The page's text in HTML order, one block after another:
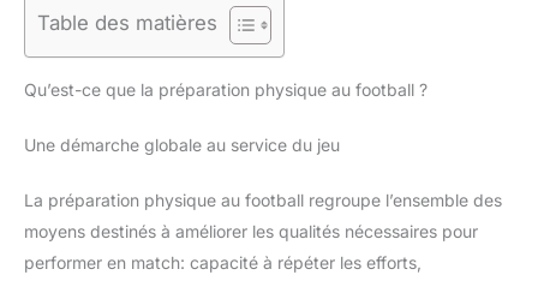
Table des matières
Qu’est-ce que la préparation physique au football ?
Une démarche globale au service du jeu
La préparation physique au football regroupe l’ensemble des
moyens destinés à améliorer les qualités nécessaires pour
performer en match: capacité à répéter les efforts,